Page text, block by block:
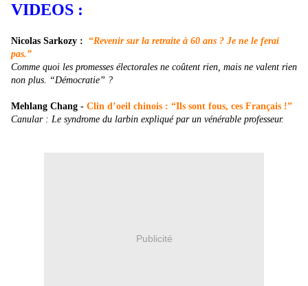
VIDEOS :
Nicolas Sarkozy : “Revenir sur la retraite à 60 ans ? Je ne le ferai
pas.”
Comme quoi les promesses électorales ne coûtent rien, mais ne valent rien
non plus. “Démocratie” ?
Mehlang Chang - Clin d’oeil chinois : “Ils sont fous, ces Français !”
Canular : Le syndrome du larbin expliqué par un vénérable professeur.
Publicité